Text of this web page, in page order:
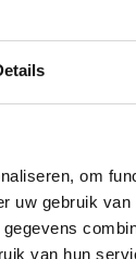
om
uw gebruik
van hun
Ontdek